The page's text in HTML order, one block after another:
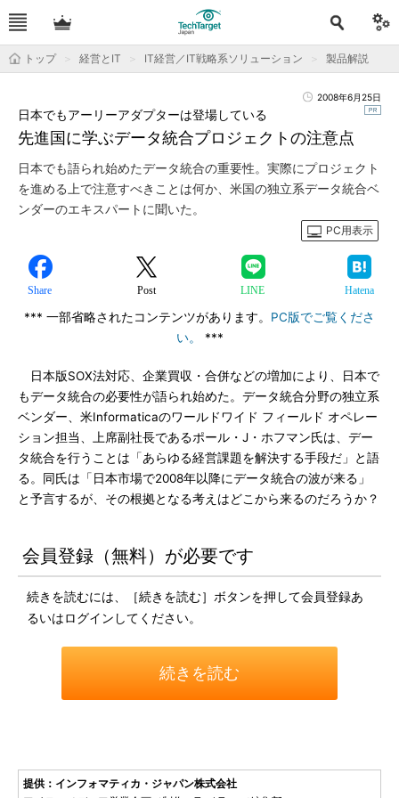
トップ 経営とIT IT経営／IT戦略系ソリューション 製品解説
2008年6月25日
先進国に学ぶデータ統合プロジェクトの注意点
日本でもアーリーアダプターは登場している
日本でも語られ始めたデータ統合の重要性。実際にプロジェクト
を進める上で注意すべきことは何か、米国の独立系データ統合ベ
ンダーのエキスパートに聞いた。
PC用表示
Share Post LINE Hatena
*** 一部省略されたコンテンツがあります。 PC版でご覧くださ
い。
***
日本版SOX法対応、企業買収・合併などの増加により、日本で
もデータ統合の必要性が語られ始めた。データ統合分野の独立系
ベンダー、米Informaticaのワールドワイド フィールド オペレー
ション担当、上席副社長であるポール・J・ホフマン氏は、デー
タ統合を行うことは「あらゆる経営課題を解決する手段だ」と語
る。同氏は「日本市場で2008年以降にデータ統合の波が来る」
と予言するが、その根拠となる考えはどこから来るのだろうか？
会員登録（無料）が必要です
続きを読むには、［続きを読む］ボタンを押して会員登録あ
るいはログインしてください。
続きを読む
提供：インフォマティカ・ジャパン株式会社